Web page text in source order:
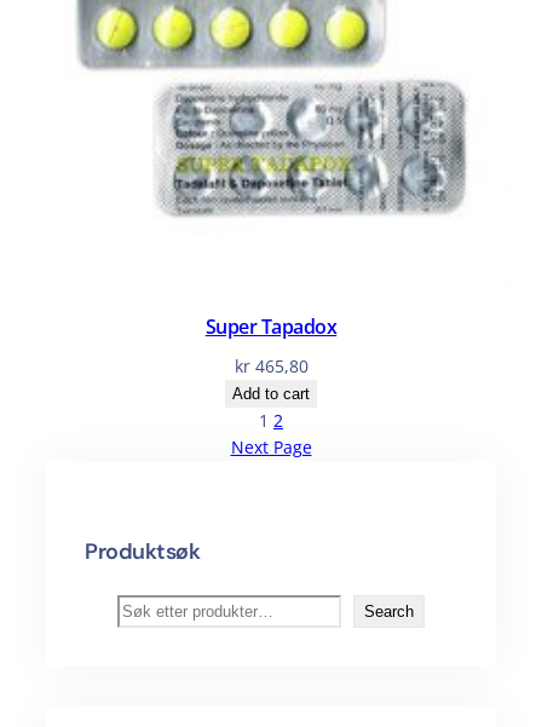
Super Tapadox
kr465,80
Add to cart
1 2
Next Page
Produktsøk
ø
Search